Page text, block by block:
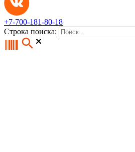
+7-700-181-80-18
Строка поиска: